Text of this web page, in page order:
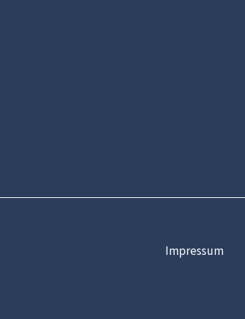
Impressum